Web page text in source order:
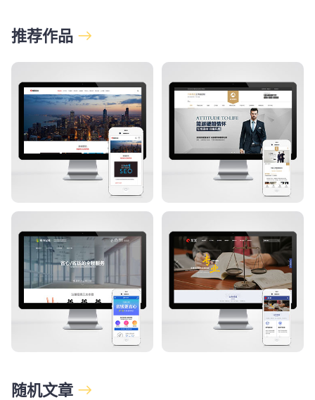
推荐作品
随机文章